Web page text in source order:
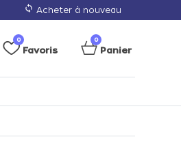
loop Acheter à nouveau
0
Favoris
0
Panier